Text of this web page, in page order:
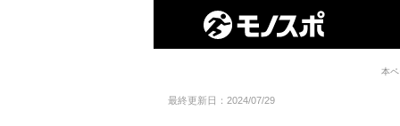
本
最終更新日：2024/07/29